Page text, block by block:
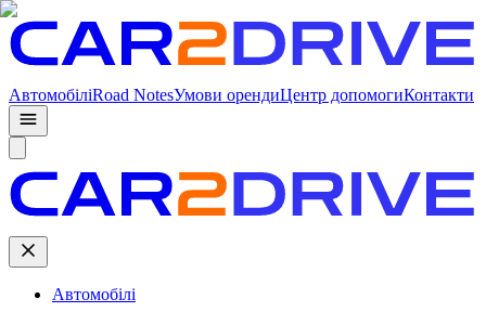
АвтомобіліRoad NotesУмови орендиЦентр допомогиКонтакти
Автомобілі